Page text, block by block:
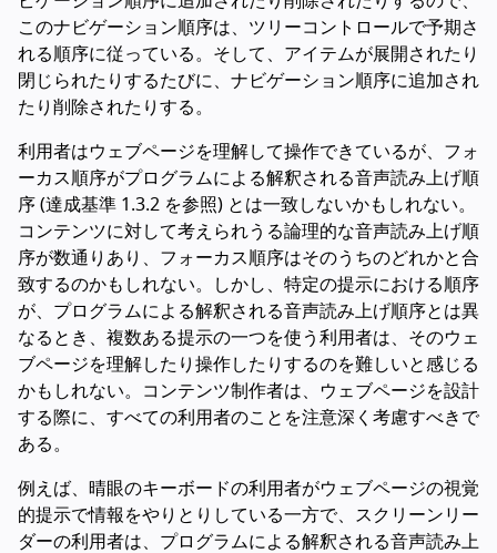
このナビゲーション順序は、ツリーコントロールで予期さ
れる順序に従っている。そして、アイテムが展開されたり
閉じられたりするたびに、ナビゲーション順序に追加され
たり削除されたりする。
利用者はウェブページを理解して操作できているが、フォ
ーカス順序がプログラムによる解釈される音声読み上げ順
序 (達成基準 1.3.2 を参照) とは一致しないかもしれない。
コンテンツに対して考えられうる論理的な音声読み上げ順
序が数通りあり、フォーカス順序はそのうちのどれかと合
致するのかもしれない。しかし、特定の提示における順序
が、プログラムによる解釈される音声読み上げ順序とは異
なるとき、複数ある提示の一つを使う利用者は、そのウェ
ブページを理解したり操作したりするのを難しいと感じる
かもしれない。コンテンツ制作者は、ウェブページを設計
する際に、すべての利用者のことを注意深く考慮すべきで
ある。
例えば、晴眼のキーボードの利用者がウェブページの視覚
的提示で情報をやりとりしている一方で、スクリーンリー
ダーの利用者は、プログラムによる解釈される音声読み上